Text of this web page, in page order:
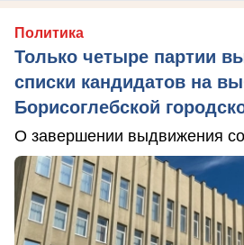
Политика
Только четыре партии
списки кандидатов на
Борисоглебской
О завершении выдвижения